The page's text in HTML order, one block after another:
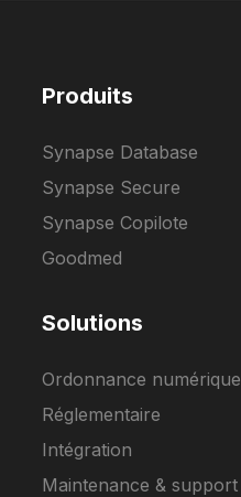
Produits
Synapse Database
Synapse Secure
Synapse Copilote
Goodmed
Solutions
Ordonnance numérique
Réglementaire
Intégration
Maintenance & support